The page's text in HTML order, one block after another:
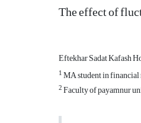
The effect of
Eftekhar Sadat Kafash
1MA student in
2Faculty of payamnur